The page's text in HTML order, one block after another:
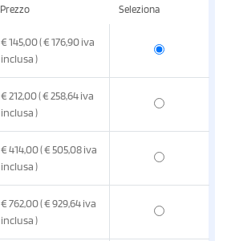
Prezzo Seleziona
€145,00( € 176,90iva
inclusa)
€212,00( € 258,64iva
inclusa)
€414,00( € 505,08iva
inclusa)
€762,00( € 929,64iva
inclusa)